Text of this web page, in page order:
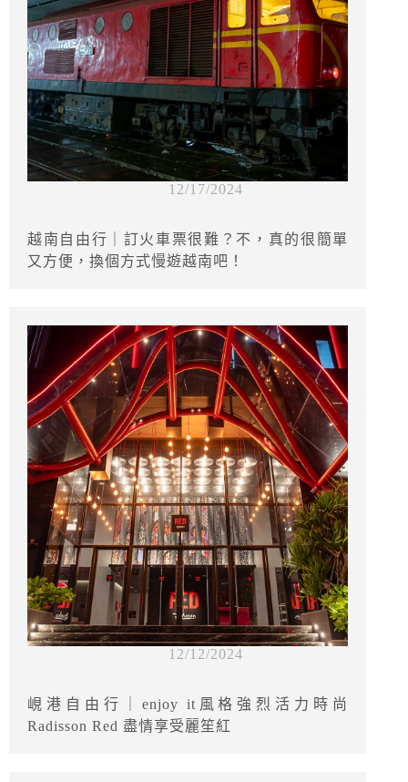
12/17/2024
越南自由行｜訂火車票很難？不，真的很簡單
又方便，換個方式慢遊越南吧！
12/12/2024
峴港自由行｜enjoy it風格強烈活力時尚
Radisson Red 盡情享受麗笙紅